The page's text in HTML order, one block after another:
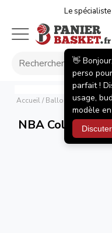
Le
NBA Collector
Accueil/ Ballons de Basket/
NBA Collector
👋
perso
parfait !
usage,
modèle